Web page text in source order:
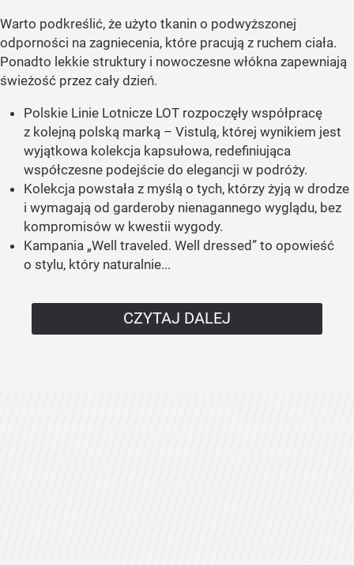
Warto podkreślić, że użyto tkanin o podwyższonej
odporności na zagniecenia, które pracują z ruchem ciała.
Ponadto lekkie struktury i nowoczesne włókna zapewniają
świeżość przez cały dzień.
Polskie Linie Lotnicze LOT rozpoczęły współpracę
z kolejną polską marką – Vistulą, której wynikiem jest
wyjątkowa kolekcja kapsułowa, redefiniująca
współczesne podejście do elegancji w podróży.
Kolekcja powstała z myślą o tych, którzy żyją w drodze
i wymagają od garderoby nienagannego wyglądu, bez
kompromisów w kwestii wygody.
Kampania „Well traveled. Well dressed” to opowieść
o stylu, który naturalnie...
CZYTAJ DALEJ